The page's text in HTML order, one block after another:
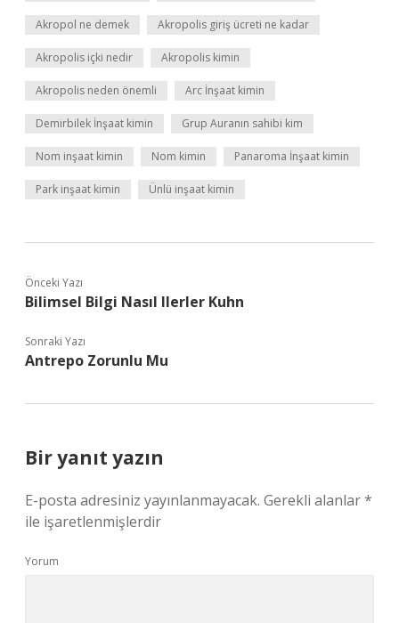
Akropol ne demek Akropolis giriş ücreti ne kadar
Akropolis içki nedir Akropolis kimin
Akropolis neden önemli Arc İnşaat kimin
Demirbilek İnşaat kimin Grup Auranın sahibi kim
Nom inşaat kimin Nom kimin Panaroma İnşaat kimin
Park inşaat kimin Ünlü inşaat kimin
Önceki Yazı
Bilimsel Bilgi Nasıl Ilerler Kuhn
Sonraki Yazı
Antrepo Zorunlu Mu
Bir yanıt yazın
E-posta adresiniz yayınlanmayacak. Gerekli alanlar*
ile işaretlenmişlerdir
Yorum